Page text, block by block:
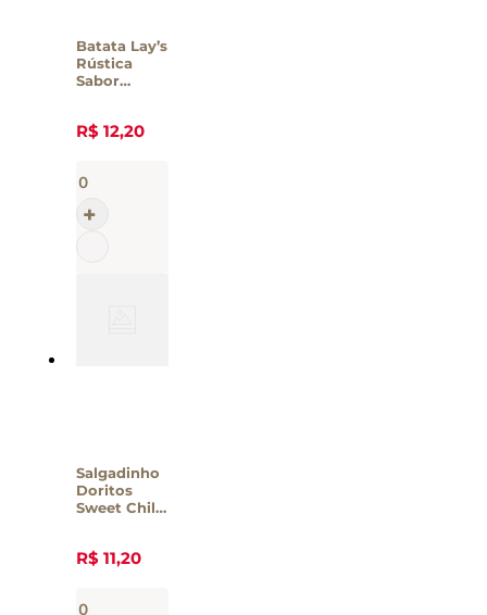
Batata Lay’s
Rústica
Sabor
68g
R$ 12,20
Salgadinho
Doritos
Sweet Chili
R$ 11,20